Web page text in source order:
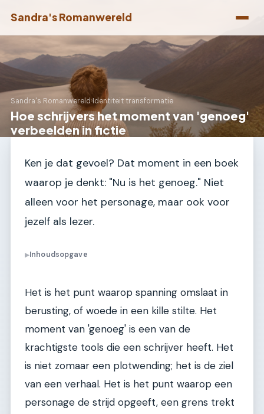
Sandra's Romanwereld
Sandra's Romanwereld›Identiteit transformatie
Hoe schrijvers het moment van 'genoeg'
verbeelden in fictie
Ken je dat gevoel? Dat moment in een boek
waarop je denkt: "Nu is het genoeg." Niet
alleen voor het personage, maar ook voor
jezelf als lezer.
▶Inhoudsopgave
Het is het punt waarop spanning omslaat in
berusting, of woede in een kille stilte. Het
moment van 'genoeg' is een van de
krachtigste tools die een schrijver heeft. Het
is niet zomaar een plotwending; het is de ziel
van een verhaal. Het is het punt waarop een
personage de strijd opgeeft, een grens trekt